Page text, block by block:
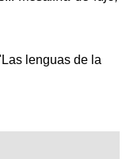
lenguas de la